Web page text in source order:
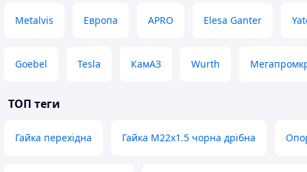
Metalvis Европа APRO Elesa Ganter
Goebel Tesla КамАЗ Wurth
ТОП теги
Гайка перехідна Гайка М22х1.5 чорна дрібна